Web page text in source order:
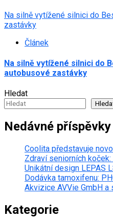
Na silně vytížené silnici do
zastávky
Článek
Na silně vytížené silnici do
autobusové zastávky
Hledat
Nedávné příspěvky
Coolita představuje
Zdraví seniorních
Unikátní design LEPAS
Dodávka tamoxifenu:
Akvizice AVVie GmbH
Kategorie